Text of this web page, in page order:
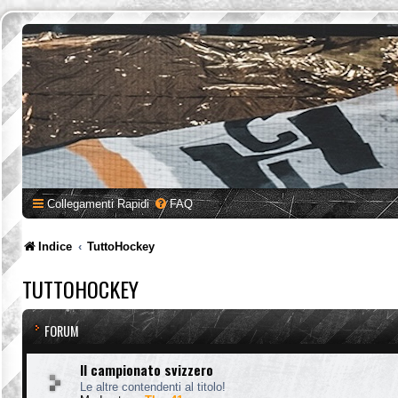
Collegamenti Rapidi FAQ
Indice TuttoHockey
TUTTOHOCKEY
FORUM
Il campionato svizzero
Le altre contendenti al titolo!